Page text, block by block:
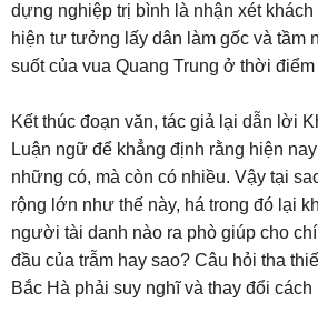
dựng nghiệp trị bình là nhận xét
hiện tư tưởng lấy dân làm gốc và tầm
suốt của vua Quang Trung ở thời điểm
Kết thúc đoạn văn, tác giả lại dẫn lời
Luận ngữ để khẳng định rằng hiện
những có, mà còn có nhiều. Vậy tại
rộng lớn như thế này, há trong đó lại
người tài danh nào ra phò giúp cho
đầu của trẫm hay sao? Câu hỏi tha
Bắc Hà phải suy nghĩ và thay đổi